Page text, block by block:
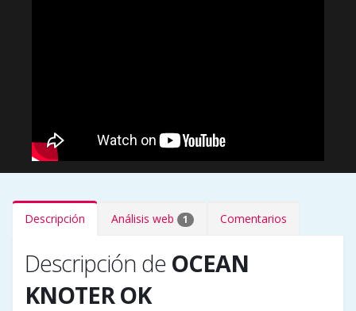
Descripción Análisis web 1 Comentarios
Descripción de OCEAN
KNOTER OK